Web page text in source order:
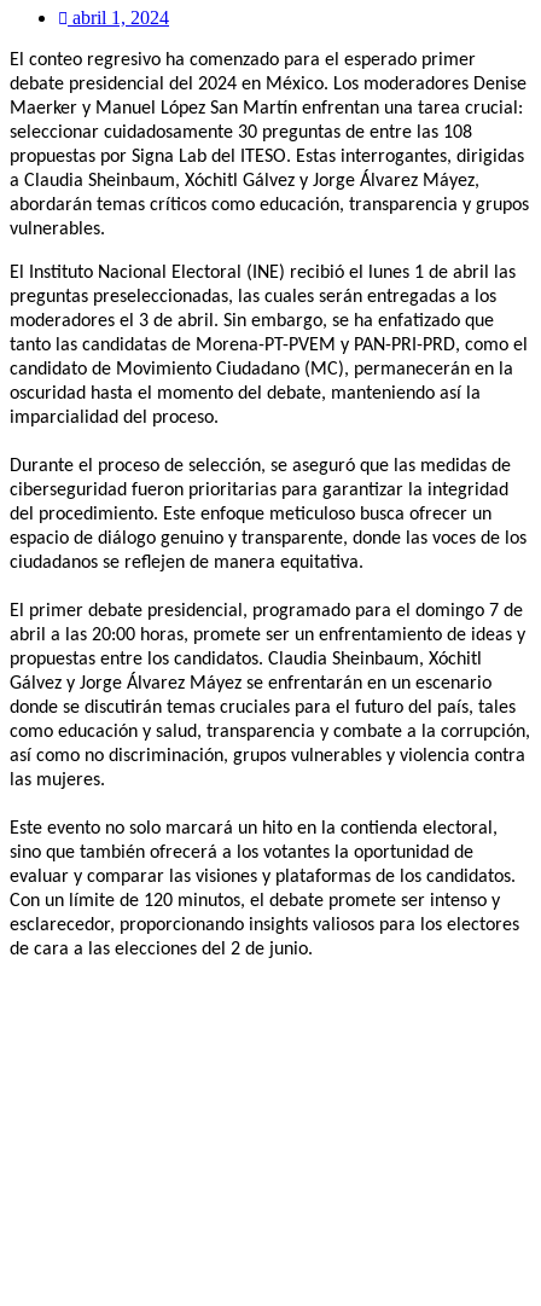
abril 1, 2024
El conteo regresivo ha comenzado para el esperado primer
debate presidencial del 2024 en México. Los moderadores Denise
Maerker y Manuel López San Martín enfrentan una tarea crucial:
seleccionar cuidadosamente 30 preguntas de entre las 108
propuestas por Signa Lab del ITESO. Estas interrogantes, dirigidas
a Claudia Sheinbaum, Xóchitl Gálvez y Jorge Álvarez Máyez,
abordarán temas críticos como educación, transparencia y grupos
vulnerables.
El Instituto Nacional Electoral (INE) recibió el lunes 1 de abril las
preguntas preseleccionadas, las cuales serán entregadas a los
moderadores el 3 de abril. Sin embargo, se ha enfatizado que
tanto las candidatas de Morena-PT-PVEM y PAN-PRI-PRD, como el
candidato de Movimiento Ciudadano (MC), permanecerán en la
oscuridad hasta el momento del debate, manteniendo así la
imparcialidad del proceso.
Durante el proceso de selección, se aseguró que las medidas de
ciberseguridad fueron prioritarias para garantizar la integridad
del procedimiento. Este enfoque meticuloso busca ofrecer un
espacio de diálogo genuino y transparente, donde las voces de los
ciudadanos se reflejen de manera equitativa.
El primer debate presidencial, programado para el domingo 7 de
abril a las 20:00 horas, promete ser un enfrentamiento de ideas y
propuestas entre los candidatos. Claudia Sheinbaum, Xóchitl
Gálvez y Jorge Álvarez Máyez se enfrentarán en un escenario
donde se discutirán temas cruciales para el futuro del país, tales
como educación y salud, transparencia y combate a la corrupción,
así como no discriminación, grupos vulnerables y violencia contra
las mujeres.
Este evento no solo marcará un hito en la contienda electoral,
sino que también ofrecerá a los votantes la oportunidad de
evaluar y comparar las visiones y plataformas de los candidatos.
Con un límite de 120 minutos, el debate promete ser intenso y
esclarecedor, proporcionando insights valiosos para los electores
de cara a las elecciones del 2 de junio.